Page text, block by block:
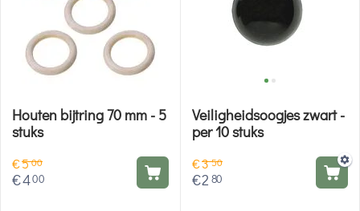
Houten bijtring 70 mm - 5
stuks
€500
€400
Veiligheidsoogjes zwart -
per 10 stuks
€350
€2 80